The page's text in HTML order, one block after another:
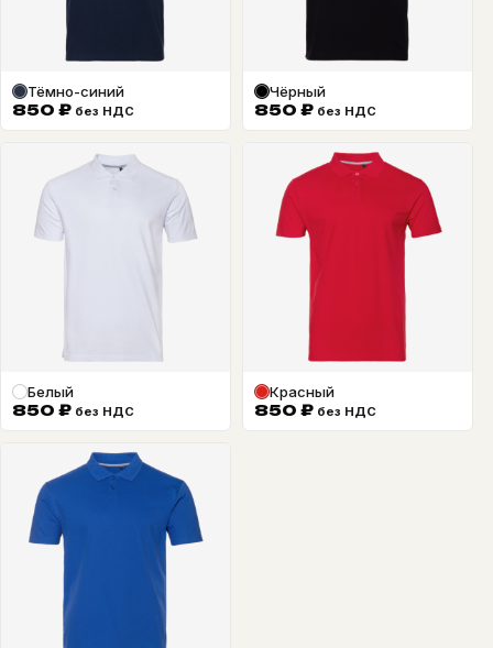
Тёмно-синий
850 ₽ без НДС
Чёрный
850₽ без НДС
Белый
850 ₽ без НДС
Красный
850₽ без НДС